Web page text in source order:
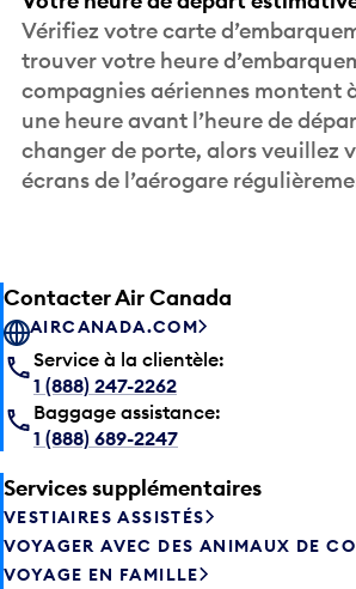
trouver votre heure
compagnies aériennes montent à
une heure avant l’heure de
changer de porte, alors veuillez
écrans de l’aérogare
AIRCANADA.COM
Service à la clientèle:
1 (888) 247-2262
Baggage assistance:
1 (888) 689-2247
VESTIAIRES ASSISTÉS
VOYAGER AVEC DES ANIMAUX DE
VOYAGE EN FAMILLE
LE SERVICE D’ACCUEIL